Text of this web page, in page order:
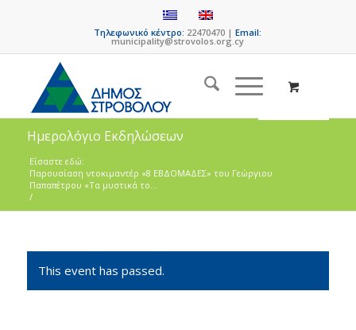
Τηλεφωνικό κέντρο: 22470470 |Email:
municipality@strovolos.org.cy
Ημερολόγιο Εκδηλώσεων
Είσαστε εδώ:
Παρουσίαση ντοκιμαντέρ «8 ΕΒΔΟΜΑΔΕΣ» του Γεώργιου
Παπαπέτρου «Τα μυστικά το...
/
This event has passed.